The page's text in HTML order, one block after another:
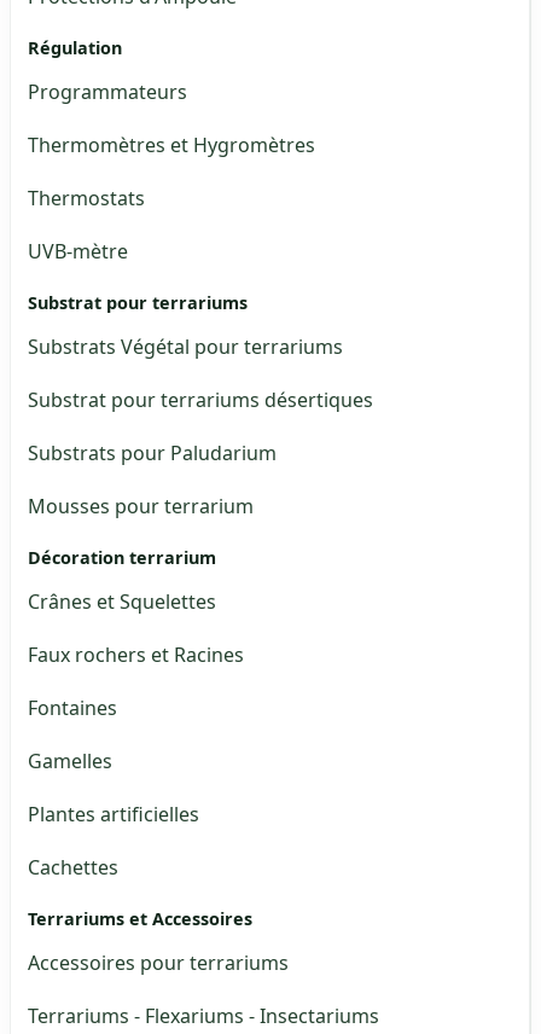
Régulation
Programmateurs
Thermomètres et Hygromètres
Thermostats
UVB-mètre
Substrat pour terrariums
Substrats Végétal pour terrariums
Substrat pour terrariums désertiques
Substrats pour Paludarium
Mousses pour terrarium
Décoration terrarium
Crânes et Squelettes
Faux rochers et Racines
Fontaines
Gamelles
Plantes artificielles
Cachettes
Terrariums et Accessoires
Accessoires pour terrariums
Terrariums - Flexariums - Insectariums